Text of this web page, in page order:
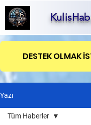
DESTEK OLMAK
Yazı
Tüm Haberler